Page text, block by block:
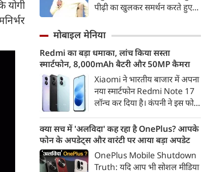
योगी
पास यमुना किनारे (यमुना बैंक साइड)
किया जा रहा है।
पीढ़ी का खुलकर समर्थन करते हुए
मूंदकर भरोसा करेंगे। उन्होंने कहा कि
छात्रों को राष्ट्रविरोधी नहीं कहा जाना
चाहिए। युवाओं की बात को दबाने के
बजाय उनके साथ संवाद के जरिए
उनकी चिंताओं को समझने की
जरूरत है।
मोबाइल मेनिया
Redmi का बड़ा धमाका, लांच किया सस्ता
स्मार्टफोन, 8,000mAh बैटरी और 50MP कैमरा
Xiaomi ने भारतीय बाजार में अपना
नया स्मार्टफोन Redmi Note 17
लॉन्च कर दिया है। कंपनी ने इस फोन
डिस्प्ले, 8,000mAh की बड़ी बैटरी
और Qualcomm Snapdragon
चिपसेट के साथ पेश किया है। फोन में
50MP का मेन कैमरा दिया गया है।
क्या सच में 'अलविदा' कह रहा है OnePlus? आपके
फोन के अपडेट्स और वारंटी पर आया बड़ा अपडेट
OnePlus Mobile Shutdown
Truth: यदि आप भी सोशल मीडिया